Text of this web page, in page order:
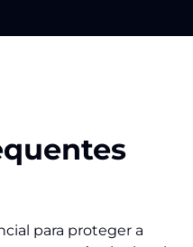
para proteger a